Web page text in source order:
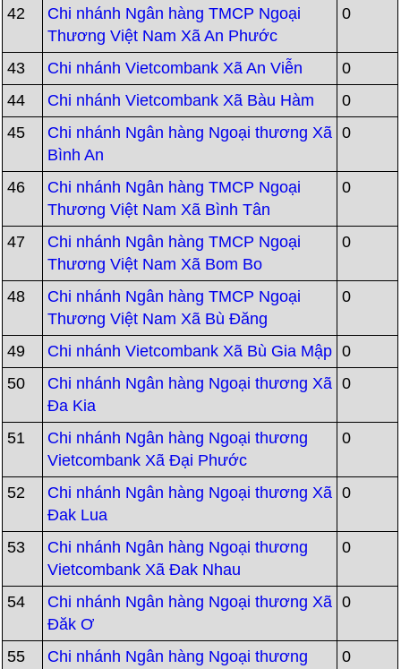
42
Chi nhánh Ngân hàng TMCP Ngoại
Thương Việt Nam Xã An Phước
0
43 Chi nhánh Vietcombank Xã An Viễn
0
44
Chi nhánh Vietcombank Xã Bàu Hàm
0
45
Chi nhánh Ngân hàng Ngoại thương Xã
Bình An
0
46
Chi nhánh Ngân hàng TMCP Ngoại
Thương Việt Nam Xã Bình Tân
0
47
Chi nhánh Ngân hàng TMCP Ngoại
Thương Việt Nam Xã Bom Bo
0
48
Chi nhánh Ngân hàng TMCP Ngoại
Thương Việt Nam Xã Bù Đăng
0
49 Chi nhánh Vietcombank Xã Bù Gia Mập 0
50
Chi nhánh Ngân hàng Ngoại thương Xã
Đa Kia
0
51
Chi nhánh Ngân hàng Ngoại thương
Vietcombank Xã Đại Phước
0
52
Chi nhánh Ngân hàng Ngoại thương Xã
Đak Lua
0
53
Chi nhánh Ngân hàng Ngoại thương
Vietcombank Xã Đak Nhau
0
54
Chi nhánh Ngân hàng Ngoại thương Xã
Đăk Ơ
0
55
Chi nhánh Ngân hàng Ngoại thương
0